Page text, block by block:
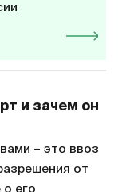
и зачем он
– это ввоз
от
его